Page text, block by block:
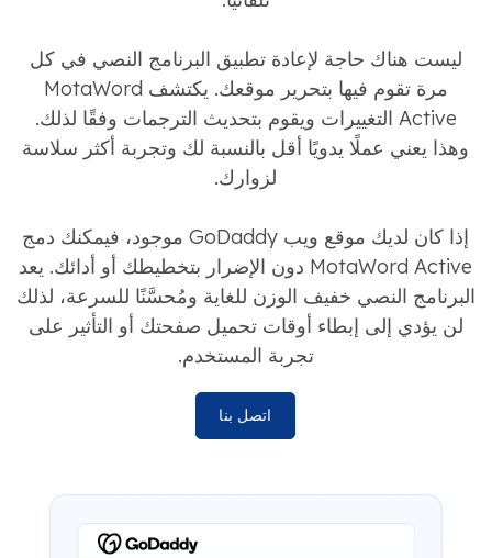
ليست هناك حاجة لإعادة تطبيق البرنامج النصي في كل
مرة تقوم فيها بتحرير موقعك. يكتشف MotaWord
Active التغييرات ويقوم بتحديث الترجمات وفقًا لذلك.
وهذا يعني عملًا يدويًا أقل بالنسبة لك وتجربة أكثر سلاسة
لزوارك.
إذا كان لديك موقع ويب GoDaddy موجود، فيمكنك دمج
MotaWord Active دون الإضرار بتخطيطك أو أدائك. يعد
البرنامج النصي خفيف الوزن للغاية ومُحسَّنًا للسرعة، لذلك
لن يؤدي إلى إبطاء أوقات تحميل صفحتك أو التأثير على
تجربة المستخدم.
اتصل بنا